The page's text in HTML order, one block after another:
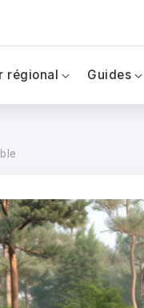
régional Guides